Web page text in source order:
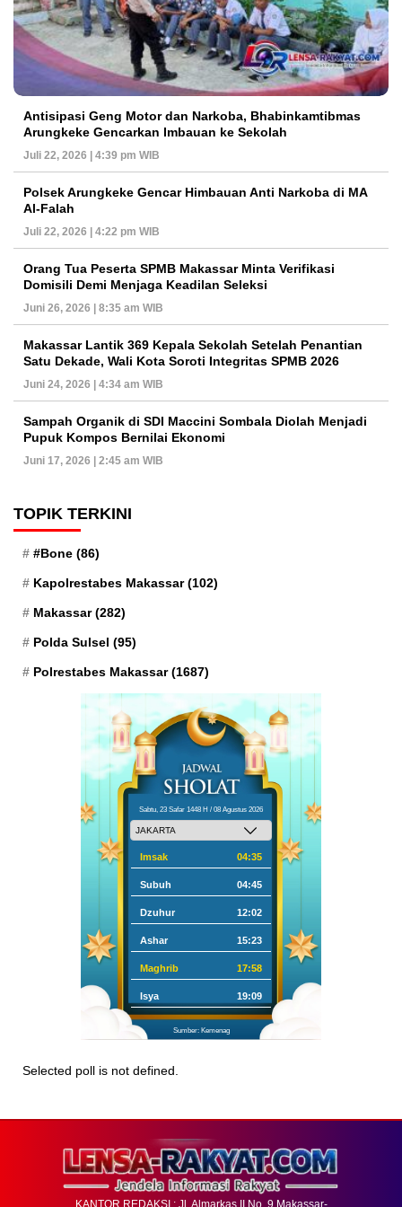
Antisipasi Geng Motor dan Narkoba, Bhabinkamtibmas
Arungkeke Gencarkan Imbauan ke Sekolah
Juli 22, 2026 | 4:39 pm WIB
Polsek Arungkeke Gencar Himbauan Anti Narkoba di MA
Al-Falah
Juli 22, 2026 | 4:22 pm WIB
Orang Tua Peserta SPMB Makassar Minta Verifikasi
Domisili Demi Menjaga Keadilan Seleksi
Juni 26, 2026 | 8:35 am WIB
Makassar Lantik 369 Kepala Sekolah Setelah Penantian
Satu Dekade, Wali Kota Soroti Integritas SPMB 2026
Juni 24, 2026 | 4:34 am WIB
Sampah Organik di SDI Maccini Sombala Diolah Menjadi
Pupuk Kompos Bernilai Ekonomi
Juni 17, 2026 | 2:45 am WIB
TOPIK TERKINI
#Bone (86)
Kapolrestabes Makassar(102)
Makassar(282)
Polda Sulsel (95)
Polrestabes Makassar(1687)
Sabtu, 23 Safar 1448 H / 08 Agustus 2026
Imsak 04:35
Subuh 04:45
Dzuhur 12:02
Ashar 15:23
Maghrib 17:58
Isya 19:09
Sumber: Kemenag
Selected poll is not defined.
KANTOR REDAKSI : Jl. Almarkas II No. 9 Makassar-